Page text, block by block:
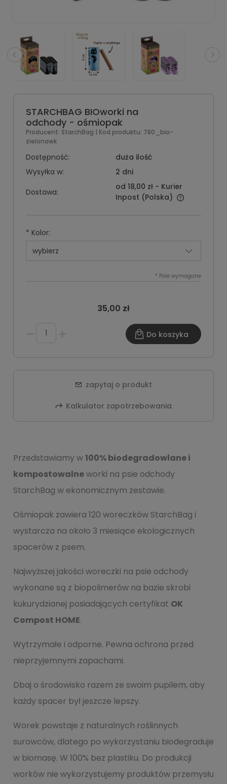
STARCHBAG BIOworki na
odchody - ośmiopak
Producent: StarchBag | Kod produktu: 780_bio-
zielonawk
Dostępność:
duża ilość
Wysyłka w:
2 dni
Dostawa:
od 18,00 zł - Kurier
Inpost (Polska)
* Kolor:
* Pole wymagane
35,00 zł
Do koszyka
zapytaj o produkt
Kalkulator zapotrzebowania
Przedstawiamy w100% biodegradowlane i
kompostowalneworki na psie odchody
StarchBag w ekonomicznym zestawie.
Ośmiopak zawiera 120 woreczków StarchBag i
wystarcza na około 3 miesiące ekologicznych
spacerów z psem.
Najwyższej jakości woreczki na psie odchody
wykonane są z biopolimerów na bazie skrobi
kukurydzianej posiadających certyfikat OK
Compost HOME.
Wytrzymałe i odporne. Pewna ochrona przed
nieprzyjemnymi zapachami.
Dbaj o środowisko razem ze swoim pupilem, aby
każdy spacer był jeszcze lepszy.
Worek powstaje z naturalnych roślinnych
surowców, dlatego po wykorzystaniu biodegraduje
w biomasę. W 100% bez plastiku. Do produkcji
worków nie wykorzystujemy produktów przemysłu